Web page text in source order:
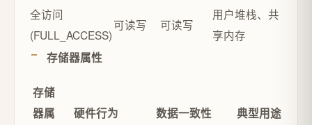
全访问
(FULL_ACCESS)
可读写 可读写
用户堆栈、共
享内存
存储器属性
存储
器属
硬件行为 数据一致性 典型用途